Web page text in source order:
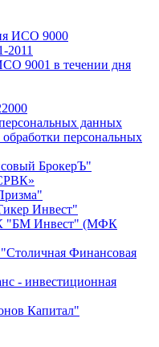
ИСО 9000
2011
9001 в течении дня
данных
персональных
БрокерЪ"
Инвест"
"БМ Инвест" (МФК
Финансовая
- инвестиционная
Капитал"